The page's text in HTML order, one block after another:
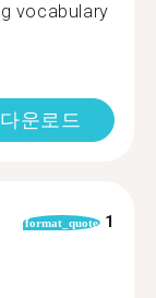
vocabulary
운로드
format_quote 1